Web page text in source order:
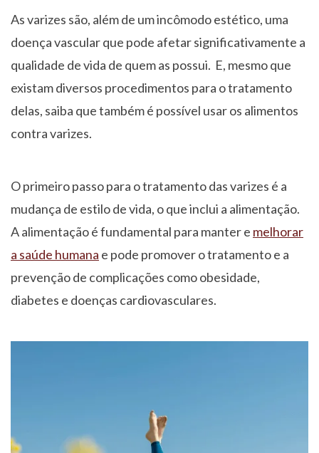
As varizes são, além de um incômodo estético, uma
doença vascular que pode afetar significativamente a
qualidade de vida de quem as possui. E, mesmo que
existam diversos procedimentos para o tratamento
delas, saiba que também é possível usar os alimentos
contra varizes.
O primeiro passo para o tratamento das varizes é a
mudança de estilo de vida, o que inclui a alimentação.
A alimentação é fundamental para manter e melhorar
a saúde humana e pode promover o tratamento e a
prevenção de complicações como obesidade,
diabetes e doenças cardiovasculares.